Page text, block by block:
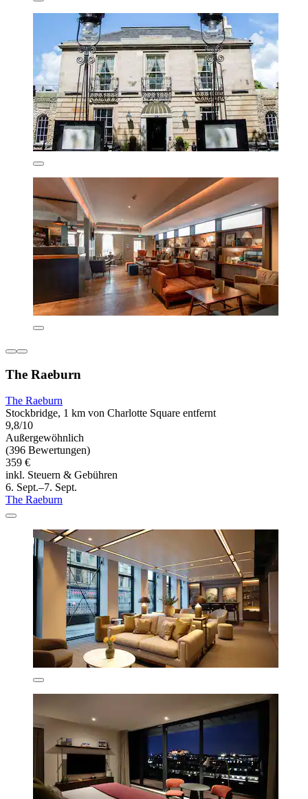
The Raeburn
The Raeburn
Stockbridge, 1 km von Charlotte Square entfernt
9,8/10
Außergewöhnlich
(396 Bewertungen)
359 €
inkl. Steuern & Gebühren
6. Sept.–7. Sept.
The Raeburn